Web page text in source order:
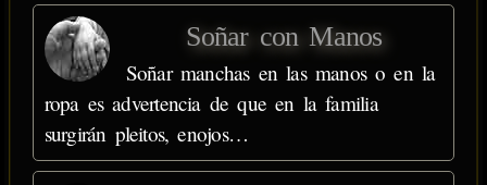
Soñar con Manos
Soñar manchas en las manos o en la
ropa es advertencia de que en la familia
surgirán pleitos, enojos…